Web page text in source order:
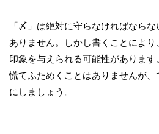
「〆」は絶対に守らなければなら
ありません。しかし書くことにより
印象を与えられる可能性がありま
慌てふためくことはありませんが、
にしましょう。